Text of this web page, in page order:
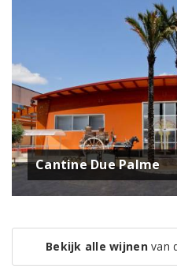
Cantine Due Palme
Bekijk alle wijnenvan